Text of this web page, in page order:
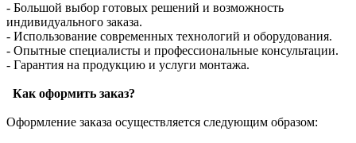
- Большой выбор готовых решений и возможность
индивидуального заказа.
- Использование современных технологий и оборудования.
- Опытные специалисты и профессиональные консультации.
- Гарантия на продукцию и услуги монтажа.
Как оформить заказ?
Оформление заказа осуществляется следующим образом: